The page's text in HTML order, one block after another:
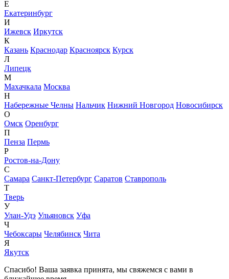
Е
Екатеринбург
И
Ижевск Иркутск
К
Казань Краснодар Красноярск Курск
Л
Липецк
М
Махачкала Москва
Н
Набережные Челны Нальчик Нижний Новгород Новосибирск
О
Омск Оренбург
П
Пенза Пермь
Р
Ростов-на-Дону
С
Самара Санкт-Петербург Саратов Ставрополь
Т
Тверь
У
Улан-Удэ Ульяновск Уфа
Ч
Чебоксары Челябинск Чита
Я
Якутск
Спасибо! Ваша заявка принята, мы свяжемся с вами в